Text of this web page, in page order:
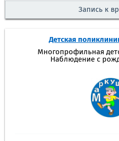
Запись к
Детская
Многопрофильная
Наблюдение с